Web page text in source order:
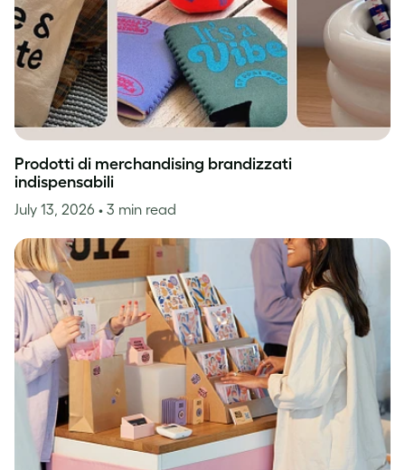
Prodotti di merchandising brandizzati
indispensabili
July 13, 2026 • 3 min read